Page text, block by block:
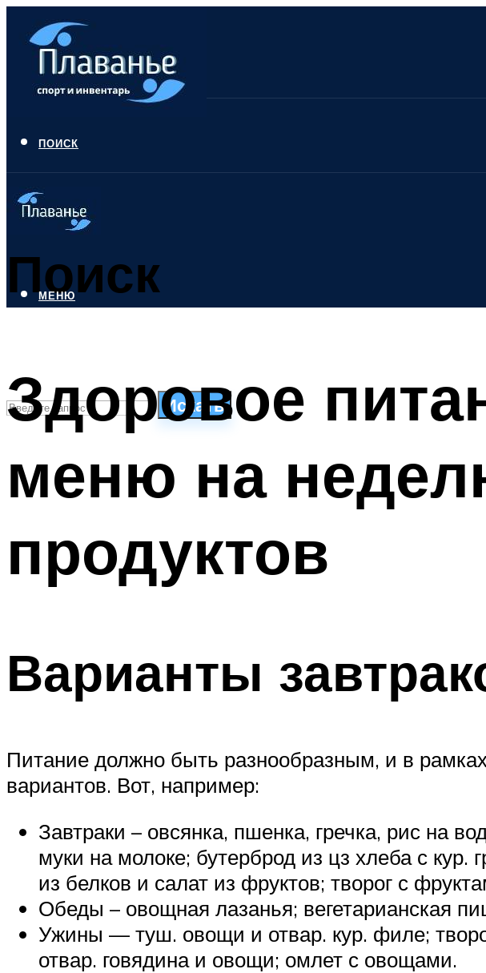
ПОИСК
Поиск
Искать
ПЛАВАНЬЕ ДЛЯ ДЕТЕЙ
ПЛАВАНЬЕ ДЛЯ ПОХУДЕНИЯ
ОЧИСТКА БАССЕЙНОВ
МЕНЮ
Здоровое
меню на
продуктов
Варианты
Питание должно быть разнообразным, и в
вариантов. Вот, например:
Завтраки – овсянка, пшенка, гречка, рис на
муки на молоке; бутерброд из цз хлеба с
из белков и салат из фруктов; творог с
Обеды – овощная лазанья; вегетарианская
Ужины — туш. овощи и отвар. кур. филе;
отвар. говядина и овощи; омлет с овощами.